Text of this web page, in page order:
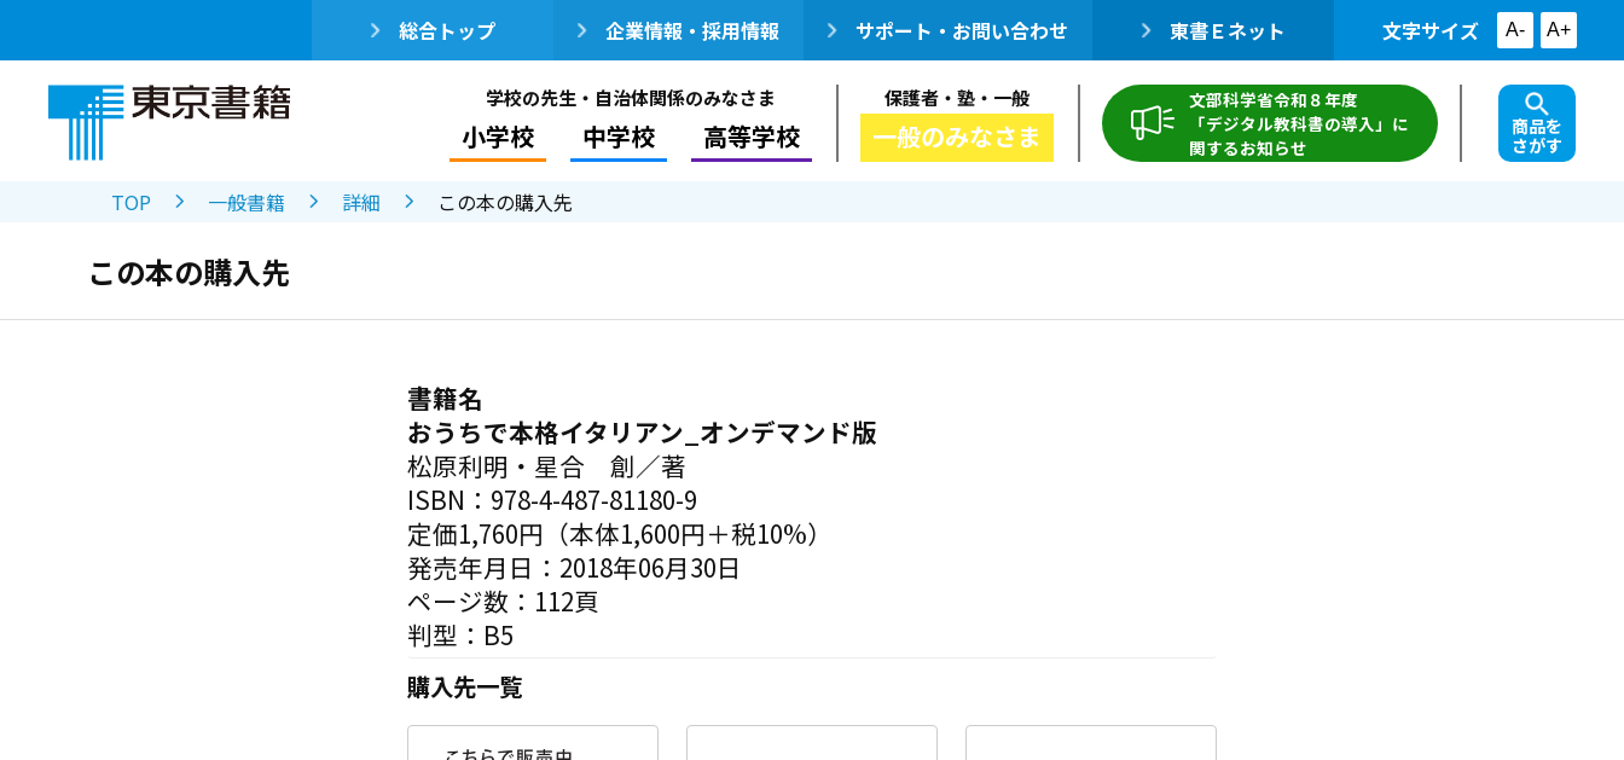
総合トップ 企業情報・採用情報 サポート・お問い合わせ 東書Ｅネット 文字サイズ A- A+
学校の先生・自治体関係のみなさま
小学校 中学校 高等学校
保護者・塾・一般
一般のみなさま
文部科学省令和８年度
「デジタル教科書の導入」に
関するお知らせ
商品を
さがす
TOP 一般書籍 詳細 この本の購入先
この本の購入先
書籍名
おうちで本格イタリアン_オンデマンド版
松原利明・星合 創／著
ISBN：978-4-487-81180-9
定価1,760円（本体1,600円＋税10%）
発売年月日：2018年06月30日
ページ数：112頁
判型：B5
購入先一覧